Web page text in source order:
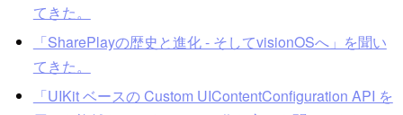
てきた。
「SharePlayの歴史と進化 - そしてvisionOSへ」を聞い
てきた。
「UIKit ベースの Custom UIContentConfiguration API を